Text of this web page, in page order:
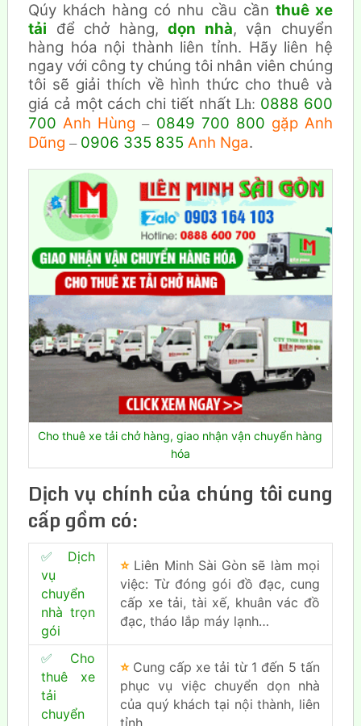
Qúy khách hàng có nhu cầu cần thuê xe
tải để chở hàng,dọn nhà, vận chuyển
hàng hóa nội thành liên tỉnh. Hãy liên hệ
ngay với công ty chúng tôi nhân viên chúng
tôi sẽ giải thích về hình thức cho thuê và
giá cả một cách chi tiết nhấtLh: 0888 600
700 Anh Hùng – 0849 700 800 gặp Anh
Dũng – 0906 335 835 Anh Nga.
Cho thuê xe tải chở hàng, giao nhận vận chuyển hàng
hóa
Dịch vụ chính của chúng tôi cung
cấp gồm có:
✅ Dịch
vụ
chuyển
nhà trọn
gói
⭐ Liên Minh Sài Gòn sẽ làm mọi
việc: Từ đóng gói đồ đạc, cung
cấp xe tải, tài xế, khuân vác đồ
đạc, tháo lắp máy lạnh…
✅
Cho
thuê xe
tải
chuyển
⭐ Cung cấp xe tải từ 1 đến 5 tấn
phục vụ việc chuyển dọn nhà
của quý khách tại nội thành, liên
tỉnh